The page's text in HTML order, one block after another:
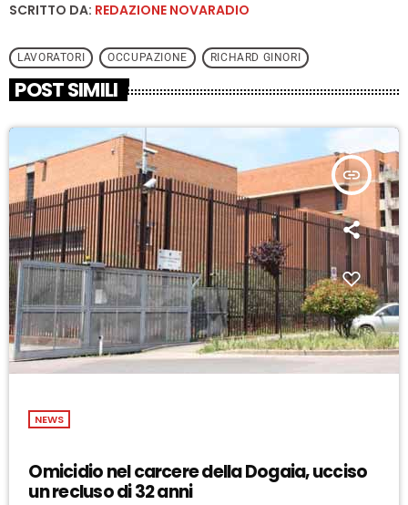
SCRITTO DA: REDAZIONE NOVARADIO
LAVORATORI OCCUPAZIONE RICHARD GINORI
POST SIMILI
insert_link
NEWS
Omicidio nel carcere della Dogaia, ucciso
un recluso di 32 anni